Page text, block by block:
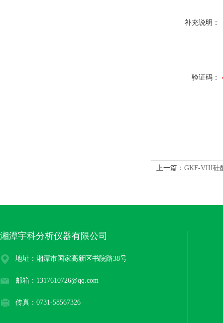
补充说明：
验证码：
上一篇： GKF-VIII硅
湘潭宇科分析仪器有限公司
地址：湘潭市国家高新区书院路38号
邮箱：1317610726@qq.com
传真：0731-58567326